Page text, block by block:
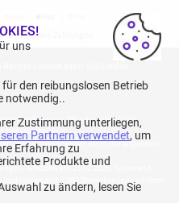
und sichere Zahlungen
vorbehalten 1001reifen
Betrag von 70€ oder mehr (inkl.
inkl. MwSt.).
Dies spiegelt nicht die allgemein
erhoben am 23.02.2026, basierend
insgesamt 1.082 Bewertungen seit dem
uns
für den reibungslosen Betrieb
notwendig..
Zustimmung unterliegen,
Partnern verwendet, um
Erfahrung zu
Produkte und
zu ändern, lesen Sie